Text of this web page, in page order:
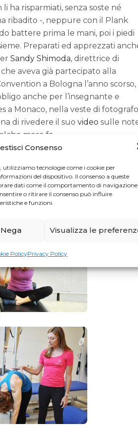
Consenso
utilizziamo tecnologie come i cookie per
del dispositivo. Il consenso a queste
dati come il comportamento di
o ritirare il consenso può influire
e funzioni.
Nega Visualizza le
PolicyPrivacy Policy
ha risparmiati, senza soste né
ribadito -, neppure con il Plank
battere prima le mani, poi i piedi
Preparati ed apprezzati
Sandy Shimoda, direttrice di
aveva già partecipato alla
a Bologna l’anno scorso,
anche per l’insegnante e
a Monaco, nella veste di
di rivedere il suo video sulle
mese fa.
creato dalla stessa Alisa.
per il Teaching The Work, il
di casa, ha investito
settore in Italia.